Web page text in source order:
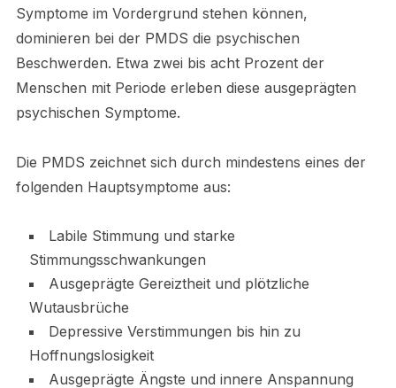
Symptome im Vordergrund stehen können,
dominieren bei der PMDS die psychischen
Beschwerden. Etwa zwei bis acht Prozent der
Menschen mit Periode erleben diese ausgeprägten
psychischen Symptome.
Die PMDS zeichnet sich durch mindestens eines der
folgenden Hauptsymptome aus:
Labile Stimmung und starke
Stimmungsschwankungen
Ausgeprägte Gereiztheit und plötzliche
Wutausbrüche
Depressive Verstimmungen bis hin zu
Hoffnungslosigkeit
Ausgeprägte Ängste und innere Anspannung